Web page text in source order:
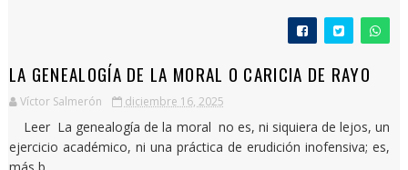
LA GENEALOGÍA DE LA MORAL O CARICIA DE RAYO
Víctor Salmerón diciembre 16, 2025
Leer La genealogía de la moral no es, ni siquiera de lejos, un
ejercicio académico, ni una práctica de erudición inofensiva; es,